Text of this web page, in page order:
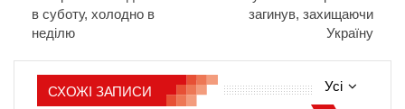
в суботу, холодно в
неділю
загинув, захищаючи
Україну
Усі
СХОЖІ ЗАПИСИ